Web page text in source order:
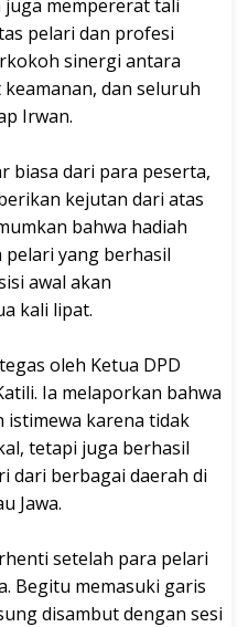
mempererat tali
pelari dan profesi
sinergi antara
dan seluruh
Irwan.
biasa dari para peserta,
kejutan dari atas
bahwa hadiah
yang berhasil
awal akan
kali lipat.
oleh Ketua DPD
Ia melaporkan bahwa
karena tidak
tetapi juga berhasil
dari berbagai daerah di
Jawa.
setelah para pelari
Begitu memasuki garis
disambut dengan sesi